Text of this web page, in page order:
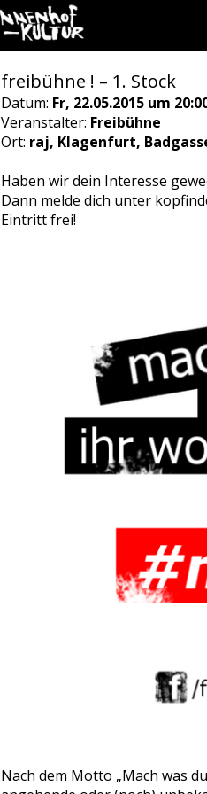
freibühne ! – 1. Stock
Datum: Fr, 22.05.2015 um
Veranstalter: Freibühne
Ort: raj, Klagenfurt,
Haben wir dein Interesse
Dann melde dich unter
Eintritt frei!
Nach dem Motto „Mach was